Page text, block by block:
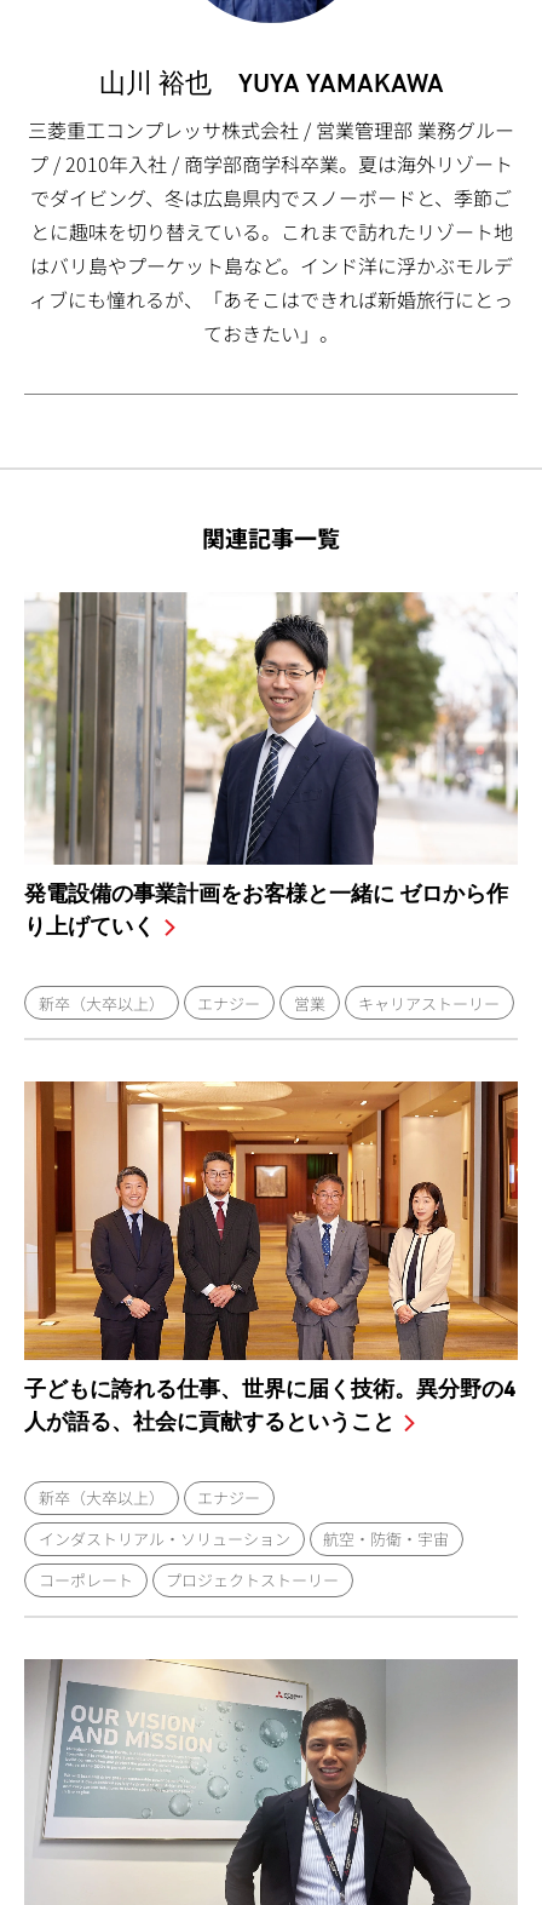
山川 裕也 YUYA YAMAKAWA
三菱重工コンプレッサ株式会社 / 営業管理部 業務グルー
プ / 2010年入社 / 商学部商学科卒業。夏は海外リゾート
でダイビング、冬は広島県内でスノーボードと、季節ご
とに趣味を切り替えている。これまで訪れたリゾート地
はバリ島やプーケット島など。インド洋に浮かぶモルデ
ィブにも憧れるが、「あそこはできれば新婚旅行にとっ
ておきたい」。
関連記事一覧
発電設備の事業計画をお客様と一緒に ゼロから作
り上げていく
新卒（大卒以上） エナジー 営業 キャリアストーリー
子どもに誇れる仕事、世界に届く技術。異分野の4
人が語る、社会に貢献するということ
新卒（大卒以上）
エナジー
インダストリアル・ソリューション
航空・防衛・宇宙
コーポレート
プロジェクトストーリー